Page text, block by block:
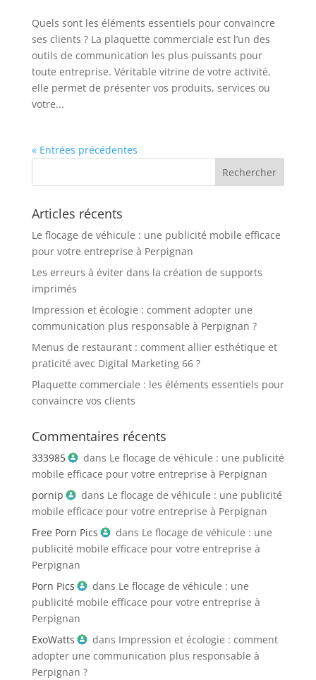
Quels sont les éléments essentiels pour convaincre
ses clients ? La plaquette commerciale est l’un des
outils de communication les plus puissants pour
toute entreprise. Véritable vitrine de votre activité,
elle permet de présenter vos produits, services ou
votre...
« Entrées précédentes
Articles récents
Le flocage de véhicule : une publicité mobile efficace
pour votre entreprise à Perpignan
Les erreurs à éviter dans la création de supports
imprimés
Impression et écologie : comment adopter une
communication plus responsable à Perpignan ?
Menus de restaurant : comment allier esthétique et
praticité avec Digital Marketing 66 ?
Plaquette commerciale : les éléments essentiels pour
convaincre vos clients
Commentaires récents
333985 dans Le flocage de véhicule : une publicité
mobile efficace pour votre entreprise à Perpignan
pornip
dans Le flocage de véhicule : une publicité
mobile efficace pour votre entreprise à Perpignan
Free Porn Pics
dans Le flocage de véhicule : une
publicité mobile efficace pour votre entreprise à
Perpignan
Porn Pics
dans Le flocage de véhicule : une
publicité mobile efficace pour votre entreprise à
Perpignan
ExoWatts
dans Impression et écologie : comment
adopter une communication plus responsable à
Perpignan ?